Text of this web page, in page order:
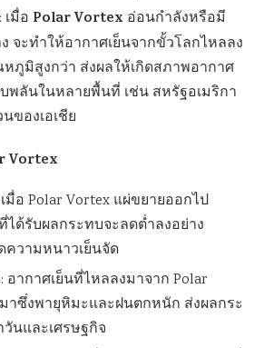
เมื่อ Polar Vortex อ่อนกำลังหรือมี
จะทำให้อากาศเย็นจากขั้วโลกไหลลง
ภูมิสูงกว่า ส่งผลให้เกิดสภาพอากาศ
พลันในหลายพื้นที่ เช่น สหรัฐอเมริกา
ของเอเชีย
Vortex
อ Polar Vortex แผ่ขยายออกไป
ด้รับผลกระทบจะลดต่ำลงอย่าง
ความหนาวเย็นจัด
อากาศเย็นที่ไหลลงมาจาก Polar
าซึ่งพายุหิมะและฝนตกหนัก ส่งผลกระ
นและเศรษฐกิจ